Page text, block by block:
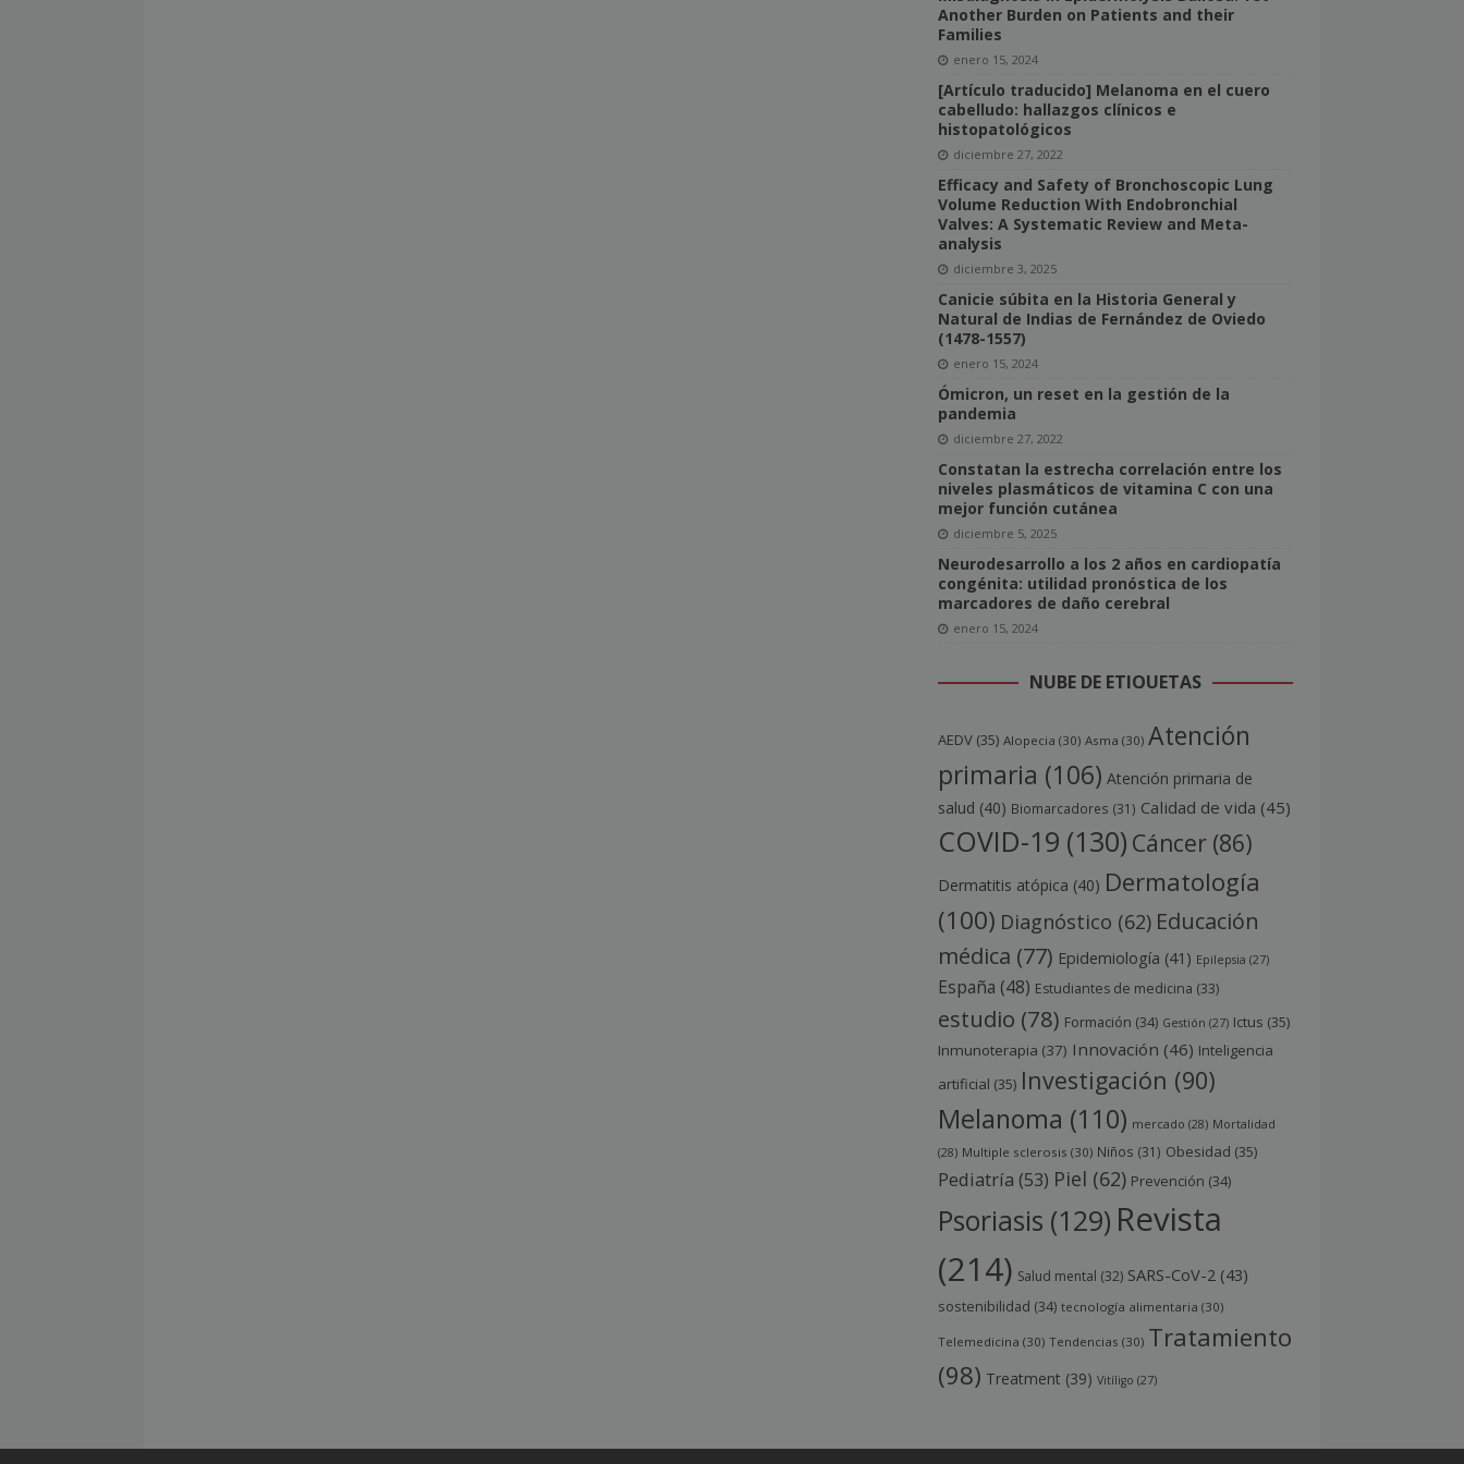
Another Burden on Patients and their
Families
enero 15, 2024
[Artículo traducido] Melanoma en el cuero
cabelludo: hallazgos clínicos e
histopatológicos
diciembre 27, 2022
Efficacy and Safety of Bronchoscopic Lung
Volume Reduction With Endobronchial
Valves: A Systematic Review and Meta-
analysis
diciembre 3, 2025
Canicie súbita en la Historia General y
Natural de Indias de Fernández de Oviedo
(1478-1557)
enero 15, 2024
Ómicron, un reset en la gestión de la
pandemia
diciembre 27, 2022
Constatan la estrecha correlación entre los
niveles plasmáticos de vitamina C con una
mejor función cutánea
diciembre 5, 2025
Neurodesarrollo a los 2 años en cardiopatía
congénita: utilidad pronóstica de los
marcadores de daño cerebral
enero 15, 2024
NUBE DE ETIQUETAS
AEDV(35) Alopecia (30) Asma (30) Atención
primaria (106) Atención primaria de
salud (40) Biomarcadores (31) Calidad de vida (45)
COVID-19 (130) Cáncer(86)
Dermatitis atópica (40) Dermatología
(100) Diagnóstico (62) Educación
médica (77) Epidemiología (41) Epilepsia (27)
España (48) Estudiantes de medicina (33)
estudio (78) Formación (34) Gestión (27) Ictus (35)
Inmunoterapia (37) Innovación (46) Inteligencia
artificial (35) Investigación (90)
Melanoma (110) mercado (28) Mortalidad
(28) Multiple sclerosis (30) Niños (31) Obesidad (35)
Pediatría (53) Piel (62) Prevención (34)
Psoriasis (129) Revista
(214) Salud mental (32) SARS-CoV-2 (43)
sostenibilidad (34) tecnología alimentaria (30)
Telemedicina (30) Tendencias (30) Tratamiento
(98) Treatment (39) Vitíligo (27)